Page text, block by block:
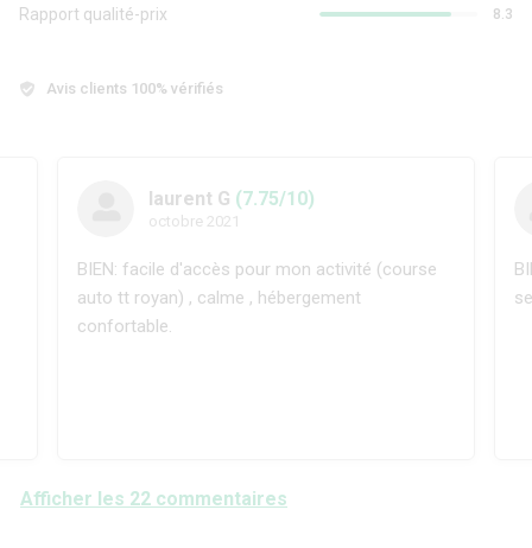
Rapport qualité-prix 8.3
Avis clients 100% vérifiés
laurent G (7.75/10)
octobre 2021
BIEN: facile d'accès pour mon activité (course
auto tt royan) , calme , hébergement
confortable.
Afficher les 22 commentaires